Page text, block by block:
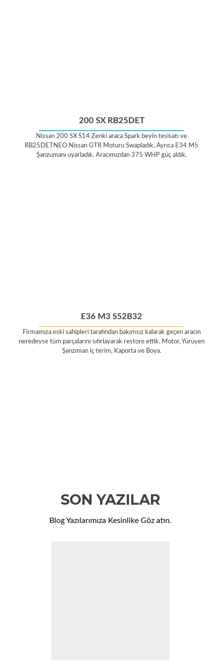
200 SX RB25DET
Nissan 200 SX S14 Zenki araca Spark beyin tesisatı ve
RB25DETNEO Nissan GTR Moturu Swapladık, Ayrıca E34 M5
Şanzumanı uyarladık. Aracımızdan 375 WHP güç aldık.
E36 M3 S52B32
Firmamıza eski sahipleri tarafından bakımsız kalarak geçen aracın
neredeyse tüm parçalarını sıfırlayarak restore ettik. Motor, Yürüyen
Şanzıman iç terim, Kaporta ve Boya.
SON YAZILAR
Blog Yazılarımıza Kesinlike Göz atın.